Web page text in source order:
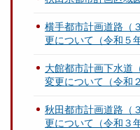
横手都市計画道路（
更について（令和５
大館都市計画下水道
変更について（令和
秋田都市計画道路（
更について（令和３